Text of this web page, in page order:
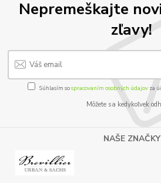
Nepremeškajte
zľavy!
Súhlasím sospracovaním osobných údajov za
Môžete sa kedykoľvek
NAŠE ZNAČKY